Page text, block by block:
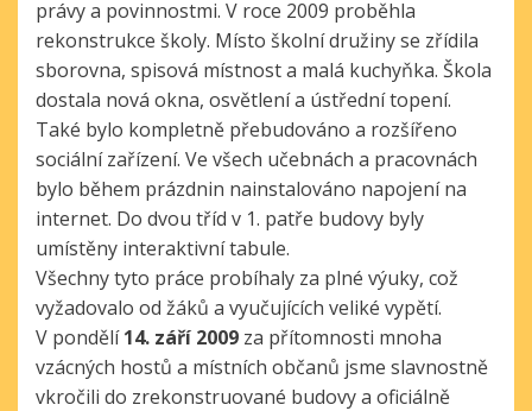
právy a povinnostmi. V roce 2009 proběhla
rekonstrukce školy. Místo školní družiny se zřídila
sborovna, spisová místnost a malá kuchyňka. Škola
dostala nová okna, osvětlení a ústřední topení.
Také bylo kompletně přebudováno a rozšířeno
sociální zařízení. Ve všech učebnách a pracovnách
bylo během prázdnin nainstalováno napojení na
internet. Do dvou tříd v 1. patře budovy byly
umístěny interaktivní tabule.
Všechny tyto práce probíhaly za plné výuky, což
vyžadovalo od žáků a vyučujících veliké vypětí.
V pondělí14. září 2009 za přítomnosti mnoha
vzácných hostů a místních občanů jsme slavnostně
vkročili do zrekonstruované budovy a oficiálně